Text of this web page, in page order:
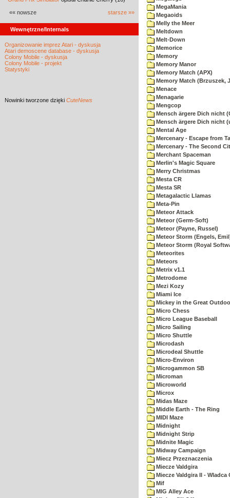
«« nowsze starsze »»
Wewnętrzne/Internals
Organizowanie imprez Atari - dyskusja
Atari demoscene database - dyskusja
Colony Mobile - dyskusja
Colony Mobile - projekt
Statystyki
Nowinki tworzone dzięki CuteNews
MegaMania
Megaoids
Melly the Meer
Meltdown
Melt-Down
Memorice
Memory
Memory Manor
Memory Match (APX)
Memory Match (Brzuszek,
Menace
Menagarie
Mengcop
Mensch ärgere Dich nicht
Mensch ärgere Dich nicht
Mental Age
Mercenary - Escape from
Mercenary - The Second
Merchant Spaceman
Merlin's Magic Square
Merry Christmas
Mesta CR
Mesta SR
Metagalactic Llamas
Meta-Pin
Meteor Attack
Meteor (Germ-Soft)
Meteor (Payne, Russel)
Meteor Storm (Engels,
Meteor Storm (Royal
Meteorites
Meteors
Metrix v1.1
Metrodome
Mezi Kozy
Miami Ice
Mickey in the Great
Micro Chess
Micro League Baseball
Micro Sailing
Micro Shuttle
Microdash
Microdeal Shuttle
Micro-Environ
Microgammon SB
Microman
Microworld
Microx
Midas Maze
Middle Earth - The Ring
MIDI Maze
Midnight
Midnight Strip
Midnite Magic
Midway Campaign
Miecz Przeznaczenia
Miecze Valdgira
Miecze Valdgira II - Wladca
Mif
MIG Alley Ace